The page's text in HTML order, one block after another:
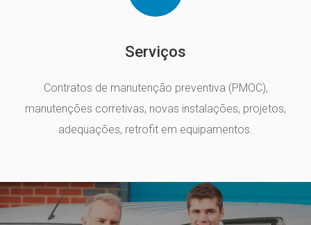
Serviços
Contratos de manutenção preventiva (PMOC),
manutenções corretivas, novas instalações, projetos,
adequações, retrofit em equipamentos.